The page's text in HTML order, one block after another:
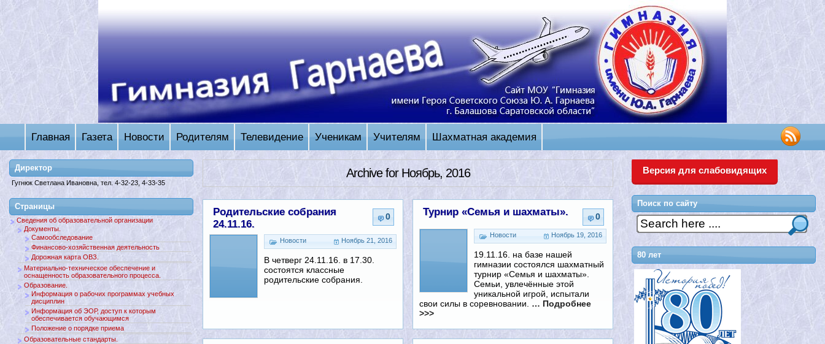
Главная Газета Новости Родителям Телевидение Ученикам Учителям Шахматная академия
Archive for Ноябрь, 2016
0
Родительские собрания
24.11.16.
Ноябрь 21, 2016
Новости
В четверг 24.11.16. в 17.30.
состоятся классные
родительские собрания.
0
Турнир «Семья и шахматы».
Ноябрь 19, 2016
Новости
19.11.16. на базе нашей
гимназии состоялся шахматный
турнир «Семья и шахматы».
Семьи, увлечённые этой
уникальной игрой, испытали
свои силы в соревновании. … Подробнее
>>>
Директор
Гугнюк Светлана Ивановна, тел. 4-32-23, 4-33-35
Страницы
Сведения об образовательной организации
Документы.
Самообследование
Финансово-хозяйственная деятельность
Дорожная карта ОВЗ.
Материально-техническое обеспечение и
оснащенность образовательного процесса.
Образование.
Информация о рабочих программах учебных
дисциплин
Информация об ЭОР, доступ к которым
обеспечивается обучающимся
Положение о порядке приема
Образовательные стандарты.
Версия для слабовидящих
Поиск по сайту
80 лет